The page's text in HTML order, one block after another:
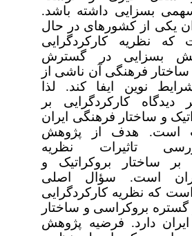
بسزایی داشته باشد.
یکی از کشورهای در حال
نظریه کارکردگرایی
بسزایی در گسترش
فرهنگی آن ناشی از
نوین ایفا کند. لذا
دیدگاه کارکردگرایی بر
و ساختار فرهنگی ایران
است. هدف از پژوهش
تاثیرات نظریه
بر ساختار بروکراتیک و
است. سؤال اصلی
که نظریه کارکردگرایی
گستره بروکراسی و ساختار
دارد. فرضیه پژوهش